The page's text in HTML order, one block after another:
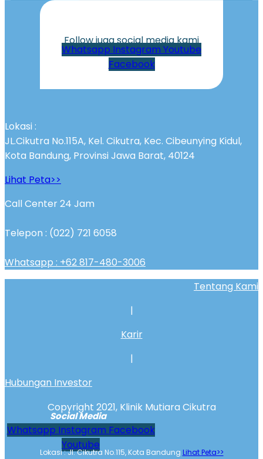
Follow juga social media kami
Whatsapp Instagram Youtube
Facebook
Lokasi :
JL.Cikutra No.115A, Kel. Cikutra, Kec. Cibeunying Kidul,
Kota Bandung, Provinsi Jawa Barat, 40124
Lihat Peta>>
Call Center 24 Jam
Telepon : (022) 721 6058
Whatsapp : +62 817-480-3006
Tentang Kami
|
Karir
|
Hubungan Investor
Copyright 2021, Klinik Mutiara Cikutra
Social Media
Whatsapp Instagram Facebook
Youtube
Lokasi : Jl. Cikutra No.115, Kota Bandung Lihat Peta>>